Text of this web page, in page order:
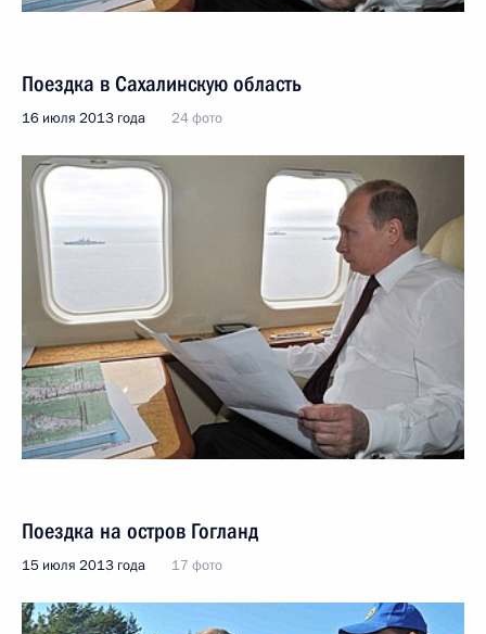
Поездка в Сахалинскую область
16 июля 2013 года 24 фото
Поездка на остров Гогланд
15 июля 2013 года 17 фото